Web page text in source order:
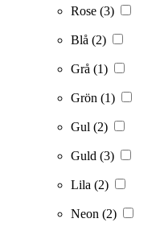
Rose (3)
Blå (2)
Grå (1)
Grön (1)
Gul (2)
Guld (3)
Lila (2)
Neon (2)